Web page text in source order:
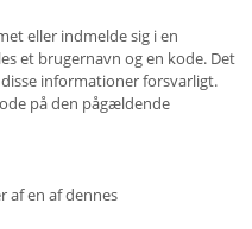
eller indmelde sig i en
et brugernavn og en kode. Det
informationer forsvarligt.
på den pågældende
af en af dennes